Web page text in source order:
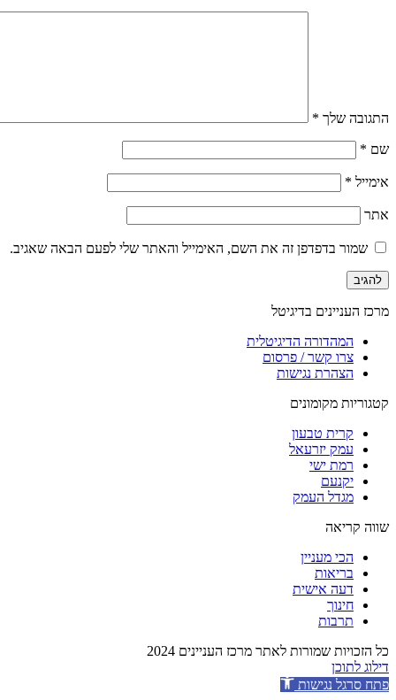
התגובה שלך *
שם *
אימייל *
אתר
שמור בדפדפן זה את השם, האימייל והאתר שלי לפעם הבאה שאגיב.
מרכז העניינים בדיגיטל
המהדורה הדיגיטלית
צרו קשר / פרסום
הצהרת נגישות
קטגוריות מקומונים
קרית טבעון
עמק יזרעאל
רמת ישי
יקנעם
מגדל העמק
שווה קריאה
הכי מעניין
בריאות
דעה אישית
חינוך
תרבות
כל הזכויות שמורות לאתר מרכז העניינים 2024
דילוג לתוכן
פתח סרגל נגישות